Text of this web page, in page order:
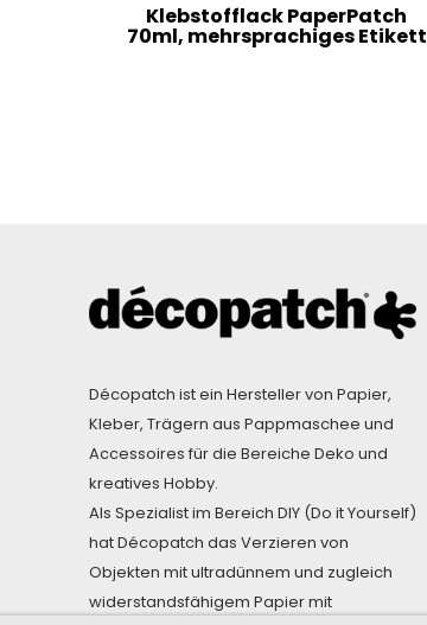
Klebstofflack PaperPatch
70ml, mehrsprachiges Etikett
Décopatch ist ein Hersteller von Papier,
Kleber, Trägern aus Pappmaschee und
Accessoires für die Bereiche Deko und
kreatives Hobby.
Als Spezialist im Bereich DIY (Do it Yourself)
hat Décopatch das Verzieren von
Objekten mit ultradünnem und zugleich
widerstandsfähigem Papier mit